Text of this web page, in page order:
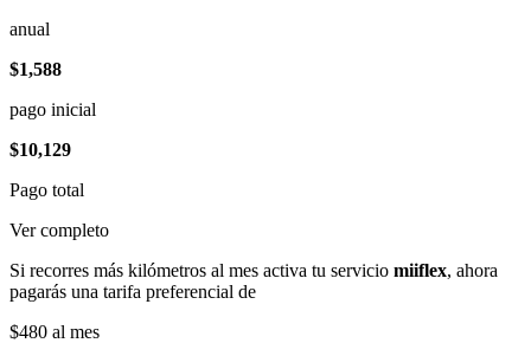
anual
$1,588
pago inicial
$10,129
Pago total
Ver completo
Si recorres más kilómetros al mes activa tu servicio miiflex, ahora
pagarás una tarifa preferencial de
$480 al mes